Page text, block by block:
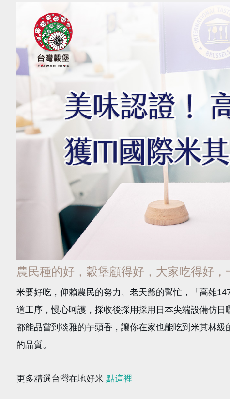
農民種的好，穀堡顧得好，大家吃得好，
米要好吃，仰賴農民的努力、老天爺的幫忙，「高雄
道工序，慢心呵護，採收後採用採用日本尖端設備仿
都能品嘗到淡雅的芋頭香，讓你在家也能吃到米其林
的品質。
更多精選台灣在地好米 點這裡